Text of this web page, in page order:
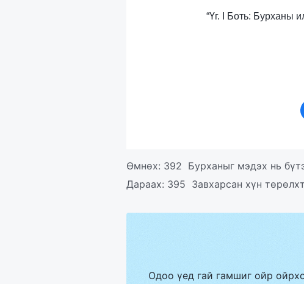
“Үг. I Боть: Бурханы
Өмнөх: 392 Бурханыг мэдэх нь
Дараах: 395 Завхарсан хүн
Одоо үед гай гамшиг ойр